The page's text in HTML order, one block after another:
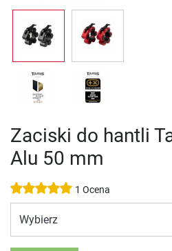
Zaciski do hantli
Alu 50 mm
1 Ocena
Wybierz